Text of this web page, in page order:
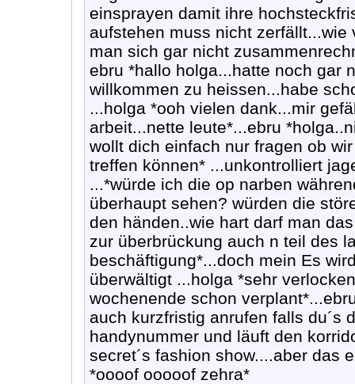
einsprayen damit ihre
aufstehen muss nicht
man sich gar nicht
ebru *hallo holga...hatte noch gar
willkommen zu heissen...habe
...holga *ooh vielen dank...mir
arbeit...nette leute*...ebru
wollt dich einfach nur fragen ob
treffen können* ...unkontrolliert
...*würde ich die op narben
überhaupt sehen? würden die
den händen..wie hart darf man
zur überbrückung auch n teil des
beschäftigung*...doch mein Es
überwältigt ...holga *sehr
wochenende schon
auch kurzfristig anrufen falls du´s
handynummer und läuft den
secret´s fashion show....aber das
*oooof ooooof zehra*